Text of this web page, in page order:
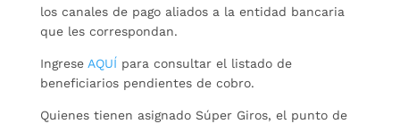
los canales de pago aliados a la entidad bancaria
que les correspondan.
Ingrese AQUÍ para consultar el listado de
beneficiarios pendientes de cobro.
Quienes tienen asignado Súper Giros, el punto de